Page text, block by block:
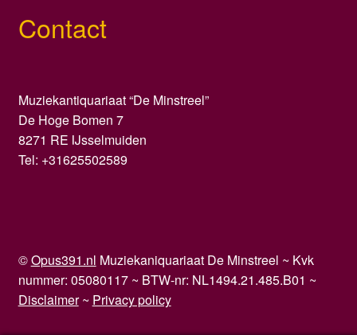
Contact
Muziekantiquariaat “De Minstreel”
De Hoge Bomen 7
8271 RE IJsselmuiden
Tel: +31625502589
©Opus391.nl Muziekaniquariaat De Minstreel ~ Kvk
nummer: 05080117 ~ BTW-nr: NL1494.21.485.B01 ~
Disclaimer~ Privacy policy